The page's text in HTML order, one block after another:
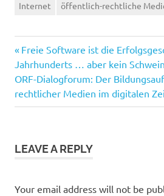
Internet
öffentlich-rechtliche
Post
navigation
Previous
Post:
Freie Software ist die
Jahrhunderts … aber kein
Next
Post:
ORF-Dialogforum: Der
rechtlicher Medien im digitalen
LEAVE A REPLY
Your email address will not be